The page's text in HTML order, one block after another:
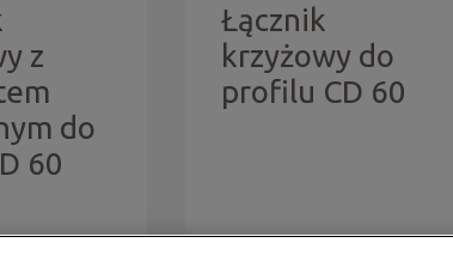
z
do
60
Łącznik
krzyżowy do
profilu CD 60